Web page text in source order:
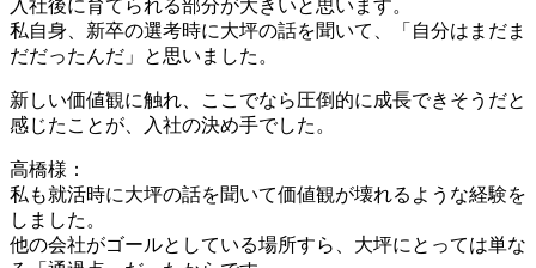
入社後に育てられる部分が大きいと思います。
私自身、新卒の選考時に大坪の話を聞いて、「自分はまだま
だだったんだ」と思いました。
新しい価値観に触れ、ここでなら圧倒的に成長できそうだと
感じたことが、入社の決め手でした。
高橋様：
私も就活時に大坪の話を聞いて価値観が壊れるような経験を
しました。
他の会社がゴールとしている場所すら、大坪にとっては単な